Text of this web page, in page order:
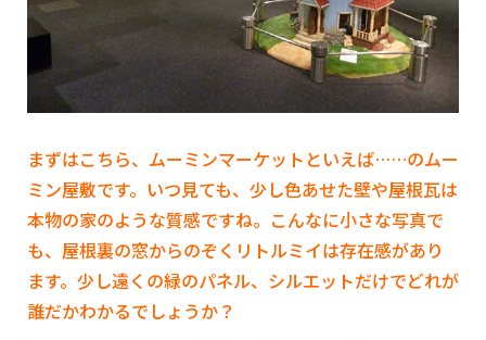
まずはこちら、ムーミンマーケットといえば……のムー
ミン屋敷です。いつ見ても、少し色あせた壁や屋根瓦は
本物の家のような質感ですね。こんなに小さな写真で
も、屋根裏の窓からのぞくリトルミイは存在感があり
ます。少し遠くの緑のパネル、シルエットだけでどれが
誰だかわかるでしょうか？